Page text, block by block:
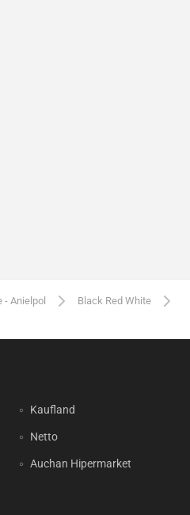
- Anielpol
Black Red White
Kaufland
Netto
Auchan Hipermarket